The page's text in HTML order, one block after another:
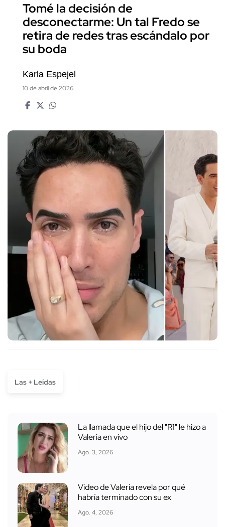
Tomé la decisión de
desconectarme: Un tal Fredo se
retira de redes tras escándalo por
su boda
Karla Espejel
10 de abril de 2026
Las + Leídas
La llamada que el hijo del "R1" le hizo a
Valeria en vivo
Ago. 3, 2026
Video de Valeria revela por qué
habría terminado con su ex
Ago. 4, 2026